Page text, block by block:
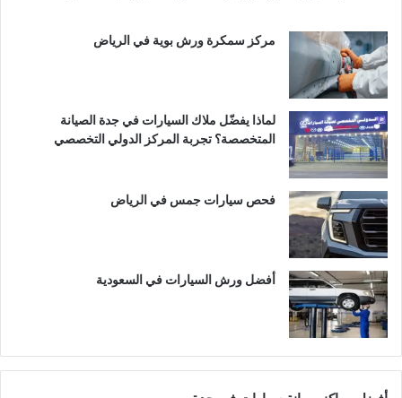
مركز سمكرة ورش بوية في الرياض
لماذا يفضّل ملاك السيارات في جدة الصيانة
المتخصصة؟ تجربة المركز الدولي التخصصي
فحص سيارات جمس في الرياض
أفضل ورش السيارات في السعودية